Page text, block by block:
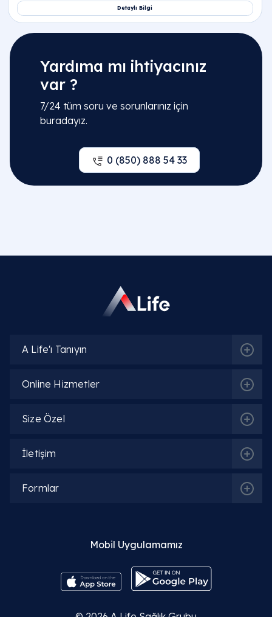
: En yaygın fiziksel nedenler
astım, KOAH, kalp yetmezliği, zatürre ve anemidir
(kansızlık).
arasında
tutar.
Konuşurken yorulma ve nefes darlığı neyi
işaret eder?
Yardıma mı ihtiyacınız
var ?
7/24 tüm soru ve sorunlarınız için
buradayız.
0 (850) 888 54 33
A Life'ı Tanıyın
Online Hizmetler
Size Özel
İletişim
Formlar
Mobil Uygulamamız